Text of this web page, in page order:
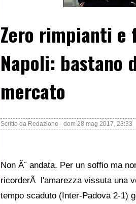
Zero rimpianti e
Napoli: bastano
mercato
Scritto da Redazione - dom 28 mag 2017, 23:33
Non Ã¨ andata. Per un soffio ma
ricorderÃ l'amarezza vissuta una
tempo scaduto (Inter-Padova 2-1)